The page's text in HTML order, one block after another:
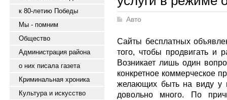
к 80-летию Победы
Мы - помним
Общество
Администрация района
о них писала газета
Криминальная хроника
Культура и искусство
Авто
Сайты бесплатных
того, чтобы продвигать и
Возникает лишь один
конкретное коммерческое
желающих быть на виду у
довольно много. По